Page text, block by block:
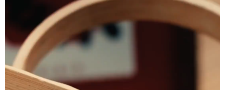
经济 服务 云南故事
云南青年说 趣看文物